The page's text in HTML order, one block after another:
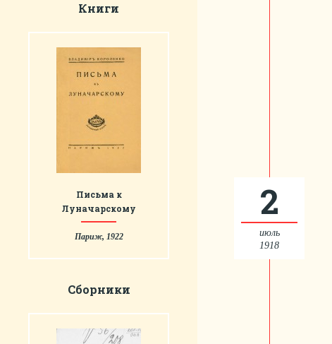
Книги
Письма к
Луначарскому
Париж, 1922
Сборники
2
июль
1918